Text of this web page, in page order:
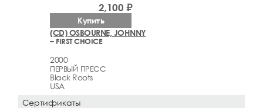
(CD) OSBOURNE, JOHNNY
– FIRST CHOICE
2000
ПЕРВЫЙ ПРЕСС
Black Roots
USA
2,100 ₽
Купить
Сертификаты